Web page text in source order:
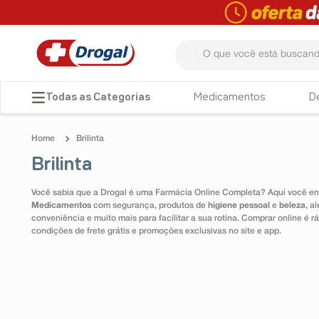
Medicamentos
Brilinta
Brilinta
Você sabia que a Drogal é uma Farmácia Online Completa? Aqui você
Medicamentos com segurança, produtos de higiene pessoal e beleza,
conveniência e muito mais para facilitar a sua rotina. Comprar online é
condições de frete grátis e promoções exclusivas no site e app.
TERMOS MAIS BUSCADOS
4º lenço umedecido
5º tadalafila